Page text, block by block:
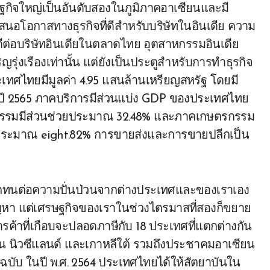
กิจใหญ่เป็นอันดับสองในภูมิภาคอาเซียนและมี
อโอกาสทางธุรกิจที่ดีสำหรับบริษัทในอินเดีย ความ
บริษัทอินเดียในตลาดไทย อุตสาหกรรมอินเดีย
รุ่งเรืองเท่านั้น แต่ยังเป็นประตูสำหรับการทำธุรกิจ
ทศไทยมีมูลค่า 4.95 แสนล้านเหรียญสหรัฐ โดยมี
ภาคบริการมีส่วนแบ่ง GDP ของประเทศไทย
มีส่วนช่วยประมาณ 32.48% และภาคเกษตรกรรม
มาณ eight.82% การขายส่งและการขายปลีกเป็น
นต่อความปั่นป่วนจากต่างประเทศและของเราเอง
แต่เศรษฐกิจของเราในช่วงไตรมาสที่สองก็ขยาย
ค้าที่เกือบจะปลอดภาษีกับ 18 ประเทศที่แตกต่างกัน
นิวซีแลนด์ และเกาหลีใต้ รวมถึงประชาคมอาเซียน
บับ ในปี พ.ศ. 2564 ประเทศไทยได้ให้สัตยาบันใน